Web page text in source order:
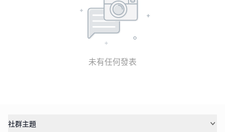
未有任何發表
社群主題